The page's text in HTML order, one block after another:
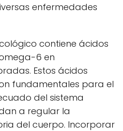
enfermedades
contiene ácidos
6 en
Estos ácidos
fundamentales para el
del sistema
a regular la
del cuerpo. Incorporar